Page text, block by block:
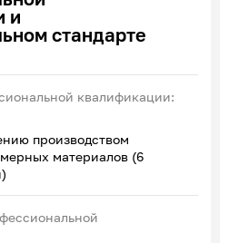
СПК
и
стандарте
квалификации:
производством
материалов (6